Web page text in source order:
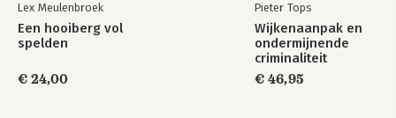
Lex Meulenbroek
Een hooiberg vol
spelden
€ 24,00
Pieter Tops
Wijkenaanpak en
ondermijnende
criminaliteit
€ 46,95